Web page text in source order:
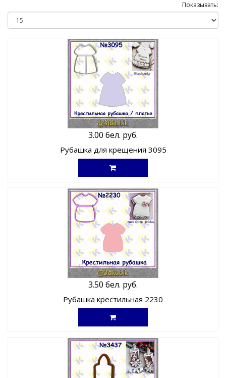
Показывать:
3.00 бел. руб.
Рубашка для крещения 3095
3.50 бел. руб.
Рубашка крестильная 2230